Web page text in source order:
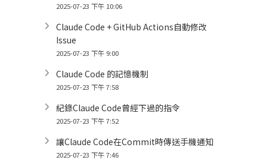
2025-07-23 下午 10:06
Claude Code + GitHub Actions自動修改
Issue
2025-07-23 下午 9:00
Claude Code 的記憶機制
2025-07-23 下午 7:58
紀錄Claude Code曾經下過的指令
2025-07-23 下午 7:52
讓Claude Code在Commit時傳送手機通知
2025-07-23 下午 7:46